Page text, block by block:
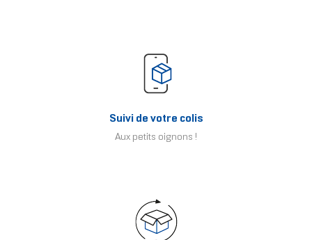
Suivi de votre colis
Aux petits oignons !